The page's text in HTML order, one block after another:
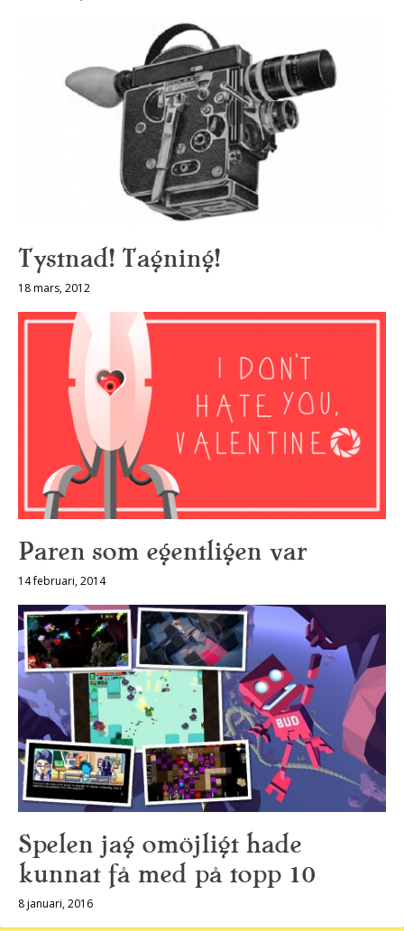
Tystnad! Tagning!
18 mars, 2012
Paren som egentligen var
14 februari, 2014
Spelen jag omöjligt hade
kunnat få med på topp 10
8 januari, 2016